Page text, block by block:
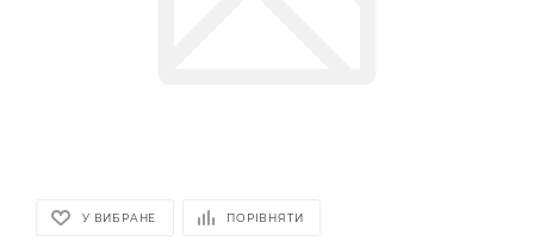
У ВИБРАНЕ ПОРІВНЯТИ